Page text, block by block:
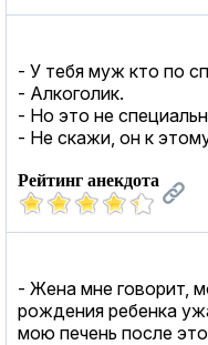
- У тебя муж кто по
- Алкоголик.
- Но это не
- Не скажи, он к
Рейтинг анекдота
- Жена мне говорит,
рождения ребенка
мою печень после